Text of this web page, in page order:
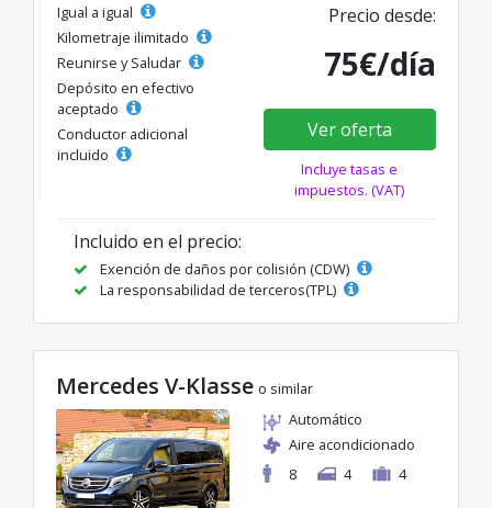
Igual a igual
Kilometraje ilimitado
Reunirse y Saludar
Depósito en efectivo
aceptado
Conductor adicional
incluido
Precio desde:
75€/día
Ver oferta
Incluye tasas e
impuestos. (VAT)
Incluido en el precio:
Exención de daños por colisión (CDW)
La responsabilidad de terceros(TPL)
Mercedes V-Klasse o similar
Automático
Aire acondicionado
8
4 4